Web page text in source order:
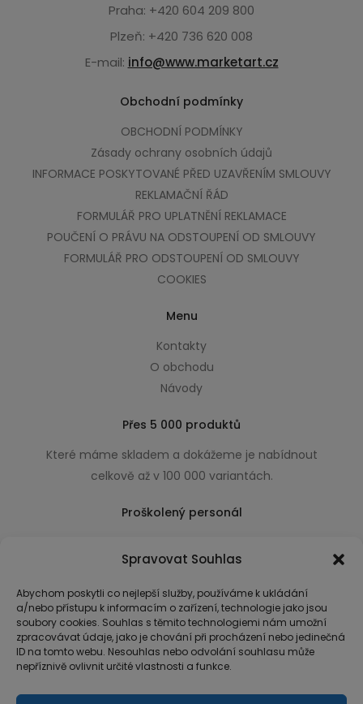
Spravovat Souhlas
Abychom poskytli co nejlepší služby, používáme k ukládání
a/nebo přístupu k informacím o zařízení, technologie jako jsou
soubory cookies. Souhlas s těmito technologiemi nám umožní
zpracovávat údaje, jako je chování při procházení nebo jedinečná
ID na tomto webu. Nesouhlas nebo odvolání souhlasu může
nepříznivě ovlivnit určité vlastnosti a funkce.
Praha: +420 604 209 800
Plzeň: +420 736 620 008
E-mail: info@www.marketart.cz
Obchodní podmínky
OBCHODNÍ PODMÍNKY
Zásady ochrany osobních údajů
INFORMACE POSKYTOVANÉ PŘED UZAVŘENÍM SMLOUVY
REKLAMAČNÍ ŘÁD
FORMULÁŘ PRO UPLATNĚNÍ REKLAMACE
POUČENÍ O PRÁVU NA ODSTOUPENÍ OD SMLOUVY
FORMULÁŘ PRO ODSTOUPENÍ OD SMLOUVY
COOKIES
Menu
Kontakty
O obchodu
Návody
Přes 5 000 produktů
Které máme skladem a dokážeme je nabídnout
celkově až v 100 000 variantách.
Proškolený personál
usnadňující nákup.